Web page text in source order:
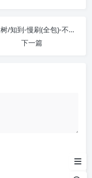
智慧树/知到-慢刷(全包)-不自动交卷 课程学习无压力！教你高效刷题技巧
下一篇